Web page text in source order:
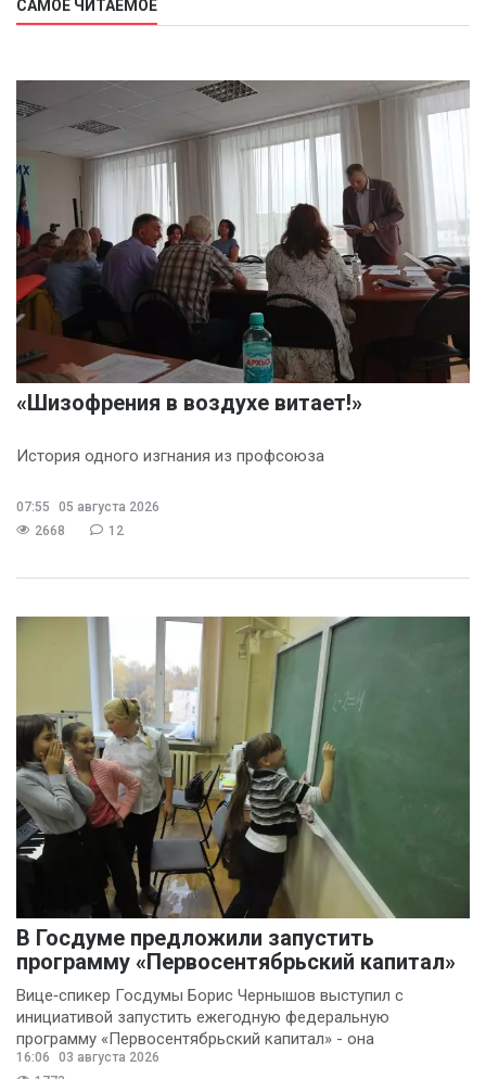
САМОЕ ЧИТАЕМОЕ
«Шизофрения в воздухе витает!»
История одного изгнания из профсоюза
07:55
05 августа 2026
2668
12
В Госдуме предложили запустить
программу «Первосентябрьский капитал»
Вице‑спикер Госдумы Борис Чернышов выступил с
инициативой запустить ежегодную федеральную
программу «Первосентябрьский капитал» - она
предполагает
16:06
03 августа 2026